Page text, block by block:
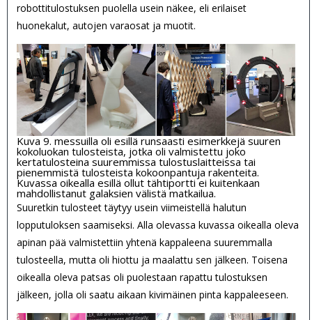
robottitulostuksen puolella usein näkee, eli erilaiset
huonekalut, autojen varaosat ja muotit.
Kuva 9. messuilla oli esillä runsaasti esimerkkejä suuren
kokoluokan tulosteista, jotka oli valmistettu joko
kertatulosteina suuremmissa tulostuslaitteissa tai
pienemmistä tulosteista kokoonpantuja rakenteita.
Kuvassa oikealla esillä ollut tähtiportti ei kuitenkaan
mahdollistanut galaksien välistä matkailua.
Suuretkin tulosteet täytyy usein viimeistellä halutun
lopputuloksen saamiseksi. Alla olevassa kuvassa oikealla oleva
apinan pää valmistettiin yhtenä kappaleena suuremmalla
tulosteella, mutta oli hiottu ja maalattu sen jälkeen. Toisena
oikealla oleva patsas oli puolestaan rapattu tulostuksen
jälkeen, jolla oli saatu aikaan kivimäinen pinta kappaleeseen.